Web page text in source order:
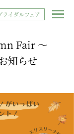
ライダルフェア
Fair ～
知らせ